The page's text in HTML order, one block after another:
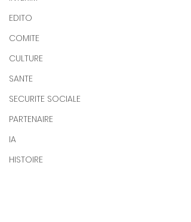
EDITO
COMITE
CULTURE
SANTE
SECURITE SOCIALE
PARTENAIRE
IA
HISTOIRE